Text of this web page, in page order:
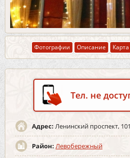
Фотографии Описание
Тел. не
Адрес: Ленинский проспект,
Район: Левобережный